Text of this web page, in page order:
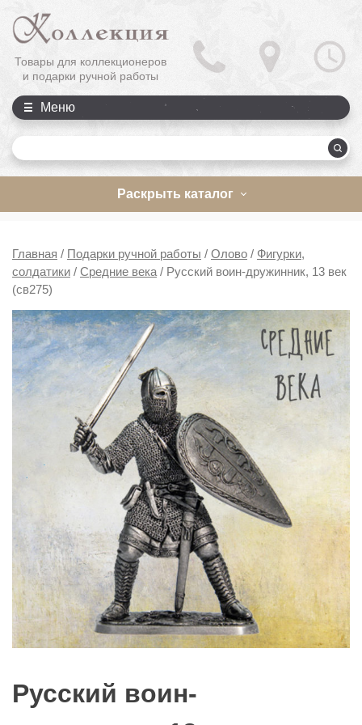
Товары для коллекционеров
и подарки ручной работы
Меню
Раскрыть каталог
Главная / Подарки ручной работы / Олово / Фигурки,
солдатики / Средние века / Русский воин-дружинник, 13 век
(св275)
Русский воин-